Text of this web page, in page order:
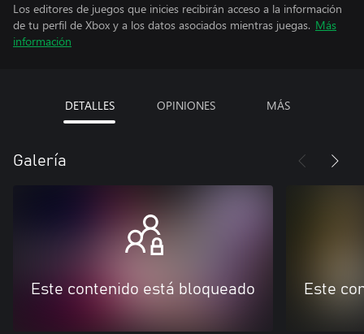
Los editores de juegos que inicies recibirán acceso a la información
de tu perfil de Xbox y a los datos asociados mientras juegas. Más
información
DETALLES OPINIONES MÁS
Galería
Este contenido está bloqueado Este